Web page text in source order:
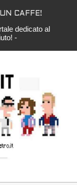
CAFFE!
dedicato al
-